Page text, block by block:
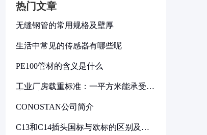
热门文章
无缝钢管的常用规格及壁厚
生活中常见的传感器有哪些呢
PE100管材的含义是什么
工业厂房载重标准：一平方米能承受多
CONOSTAN公司简介
C13和C14插头国标与欧标的区别及其